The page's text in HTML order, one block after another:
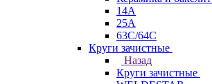
14А
25А
63С/64С
Круги зачистные
Назад
Круги зачистные